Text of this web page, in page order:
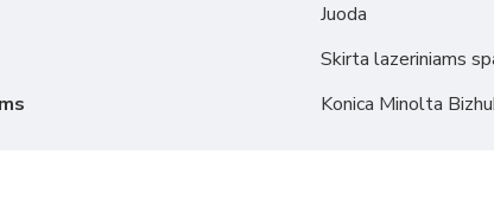
Juoda
Skirta lazeriniams
Konica Minolta